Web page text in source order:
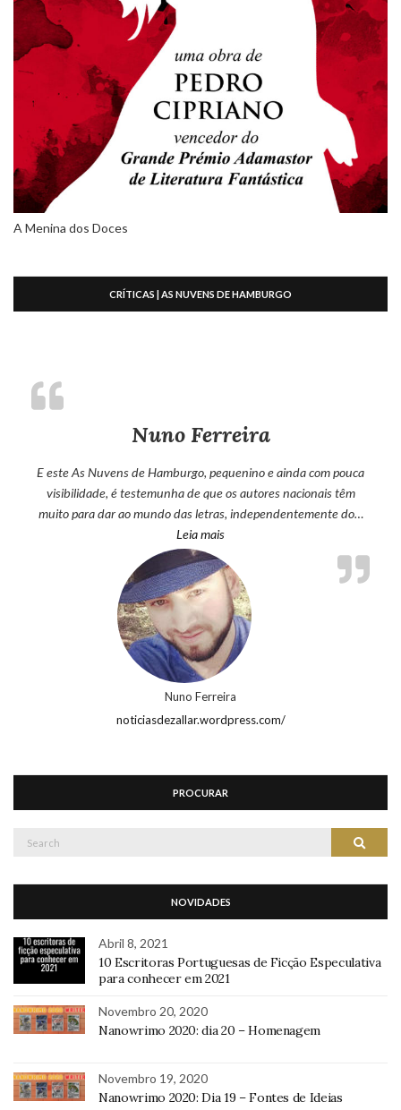
A Menina dos Doces
CRÍTICAS | AS NUVENS DE HAMBURGO
Nuno Ferreira
E este As Nuvens de Hamburgo, pequenino e ainda com pouca
visibilidade, é testemunha de que os autores nacionais têm
muito para dar ao mundo das letras, independentemente do…
Leia mais“Nuno Ferreira”
Nuno Ferreira
noticiasdezallar.wordpress.com/
PROCURAR
Search
NOVIDADES
Abril 8, 2021
10 Escritoras Portuguesas de Ficção Especulativa
para conhecer em 2021
Novembro 20, 2020
Nanowrimo 2020: dia 20 – Homenagem
Novembro 19, 2020
Nanowrimo 2020: Dia 19 – Fontes de Ideias